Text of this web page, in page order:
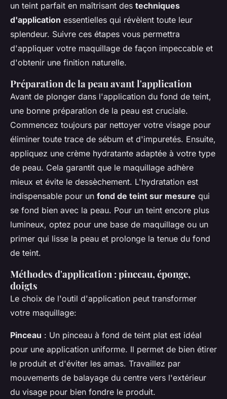
un teint parfait en maîtrisant des techniques
d'application essentielles qui révèlent toute leur
splendeur. Suivre ces étapes vous permettra
d'appliquer votre maquillage de façon impeccable et
d'obtenir une finition naturelle.
Préparation de la peau avant l'application
Avant de plonger dans l'application du fond de teint,
une bonne préparation de la peau est cruciale.
Commencez toujours par nettoyer votre visage pour
éliminer toute trace de sébum et d'impuretés. Ensuite,
appliquez une crème hydratante adaptée à votre type
de peau. Cela garantit que le maquillage adhère
mieux et évite le dessèchement. L'hydratation est
indispensable pour un fond de teint sur mesure qui
se fond bien avec la peau. Pour un teint encore plus
lumineux, optez pour une base de maquillage ou un
primer qui lisse la peau et prolonge la tenue du fond
de teint.
Méthodes d'application : pinceau, éponge,
doigts
Le choix de l'outil d'application peut transformer
votre maquillage:
Pinceau : Un pinceau à fond de teint plat est idéal
pour une application uniforme. Il permet de bien étirer
le produit et d'éviter les amas. Travaillez par
mouvements de balayage du centre vers l'extérieur
du visage pour bien fondre le produit.